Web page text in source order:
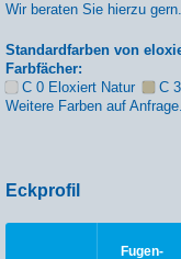
Wir beraten Sie hierzu gern.
Standardfarben von
Farbfächer:
C 0 Eloxiert Natur
C
Weitere Farben auf Anfrage.
Eckprofil
Fugen-